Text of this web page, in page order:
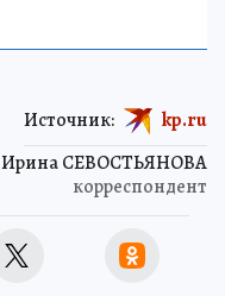
Ирина СЕВОСТЬЯНОВА
корреспондент
Источник: kp.ru